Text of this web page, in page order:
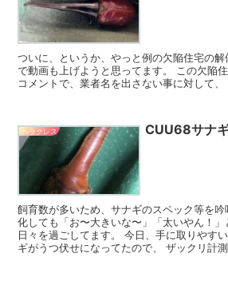
ついに、というか、やっと例の欠陥住宅の
で動画も上げようと思ってます。 この欠陥
コメントで、業者名を出さない事に対して
ヘラクレス CUU68サナ
飼育数が多いため、サナギのスペック等を
化しても「お〜大きいな〜」「太いやん！
日々を過ごしてます。 今日、手に取りやす
ギがうつ伏せになってたので、 ザックリ計